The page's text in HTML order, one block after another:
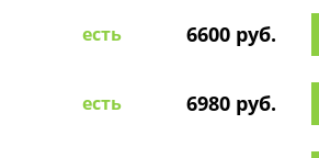
есть 6600 руб.
есть 6980 руб.